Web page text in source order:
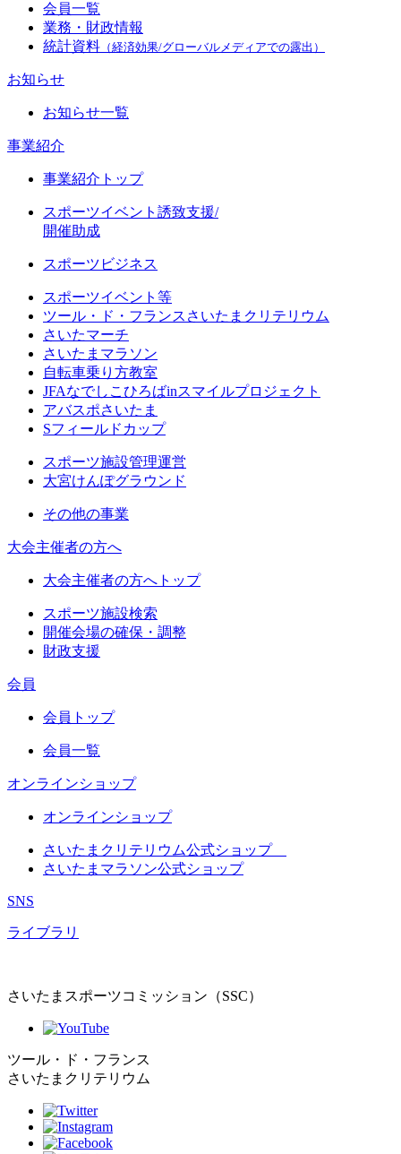
会員一覧
業務・財政情報
統計資料 （経済効果/グローバルメディアでの露出）
お知らせ
お知らせ一覧
事業紹介
事業紹介トップ
スポーツイベント誘致支援/
開催助成
スポーツビジネス
スポーツイベント等
ツール・ド・フランスさいたまクリテリウム
さいたマーチ
さいたまマラソン
自転車乗り方教室
JFAなでしこひろばinスマイルプロジェクト
アバスポさいたま
Sフィールドカップ
スポーツ施設管理運営
大宮けんぽグラウンド
その他の事業
大会主催者の方へ
大会主催者の方へトップ
スポーツ施設検索
開催会場の確保・調整
財政支援
会員
会員トップ
会員一覧
オンラインショップ
オンラインショップ
さいたまクリテリウム公式ショップ
さいたまマラソン公式ショップ
SNS
ライブラリ
さいたまスポーツコミッション（SSC）
ツール・ド・フランス
さいたまクリテリウム